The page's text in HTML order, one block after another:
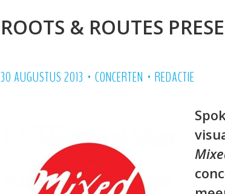
ROOTS & ROUTES
30 AUGUSTUS 2013 • CONCERTEN • REDACTIE